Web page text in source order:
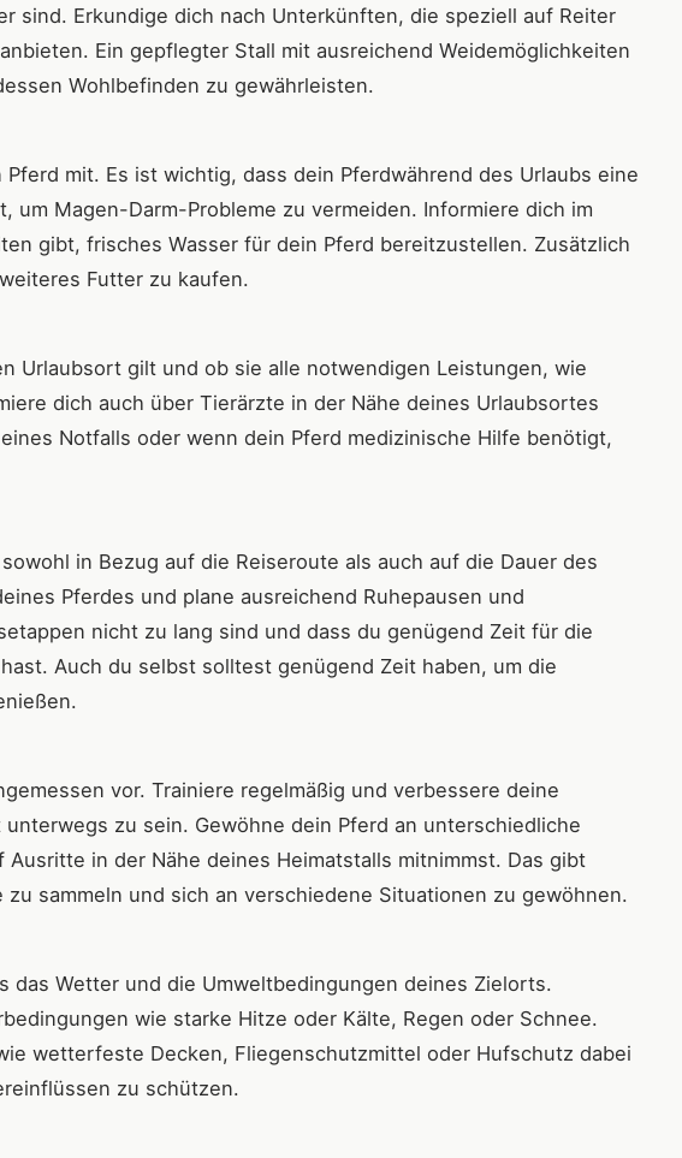
sind. Erkundige dich nach Unterkünften, die speziell auf Reiter
Ein gepflegter Stall mit ausreichend Weidemöglichkeiten
Wohlbefinden zu gewährleisten.
mit. Es ist wichtig, dass dein Pferdwährend des Urlaubs eine
um Magen-Darm-Probleme zu vermeiden. Informiere dich im
gibt, frisches Wasser für dein Pferd bereitzustellen. Zusätzlich
Futter zu kaufen.
Urlaubsort gilt und ob sie alle notwendigen Leistungen, wie
dich auch über Tierärzte in der Nähe deines Urlaubsortes
Notfalls oder wenn dein Pferd medizinische Hilfe benötigt,
in Bezug auf die Reiseroute als auch auf die Dauer des
Pferdes und plane ausreichend Ruhepausen und
nicht zu lang sind und dass du genügend Zeit für die
Auch du selbst solltest genügend Zeit haben, um die
vor. Trainiere regelmäßig und verbessere deine
zu sein. Gewöhne dein Pferd an unterschiedliche
in der Nähe deines Heimatstalls mitnimmst. Das gibt
sammeln und sich an verschiedene Situationen zu gewöhnen.
das Wetter und die Umweltbedingungen deines Zielorts.
wie starke Hitze oder Kälte, Regen oder Schnee.
wetterfeste Decken, Fliegenschutzmittel oder Hufschutz dabei
zu schützen.